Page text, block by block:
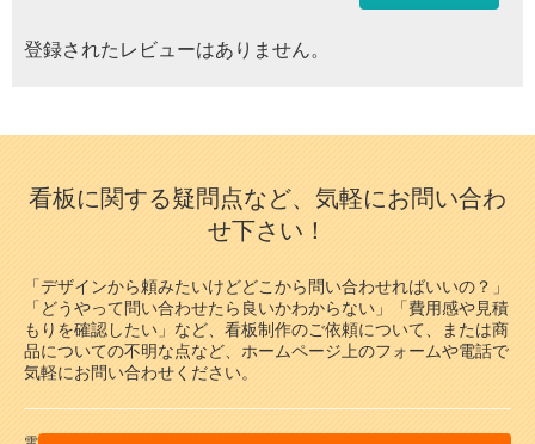
登録されたレビューはありません。
看板に関する疑問点など、気軽にお問い合わ
せ下さい！
「デザインから頼みたいけどどこから問い合わせればいいの？」
「どうやって問い合わせたら良いかわからない」「費用感や見積
もりを確認したい」など、看板制作のご依頼について、または商
品についての不明な点など、ホームページ上のフォームや電話で
気軽にお問い合わせください。